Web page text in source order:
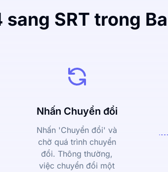
SRT trong
Nhấn Chuyển đổi
Nhấn 'Chuyển đổi' và
chờ quá trình chuyển
đổi. Thông thường,
việc chuyển đổi một